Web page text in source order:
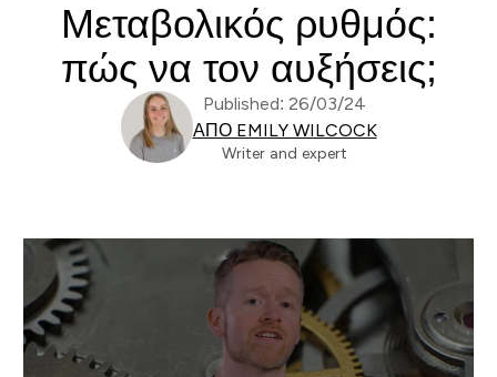
Μεταβολικός ρυθμός:
πώς να τον αυξήσεις;
Published: 26/03/24
ΑΠΌ EMILY WILCOCK
Writer and expert